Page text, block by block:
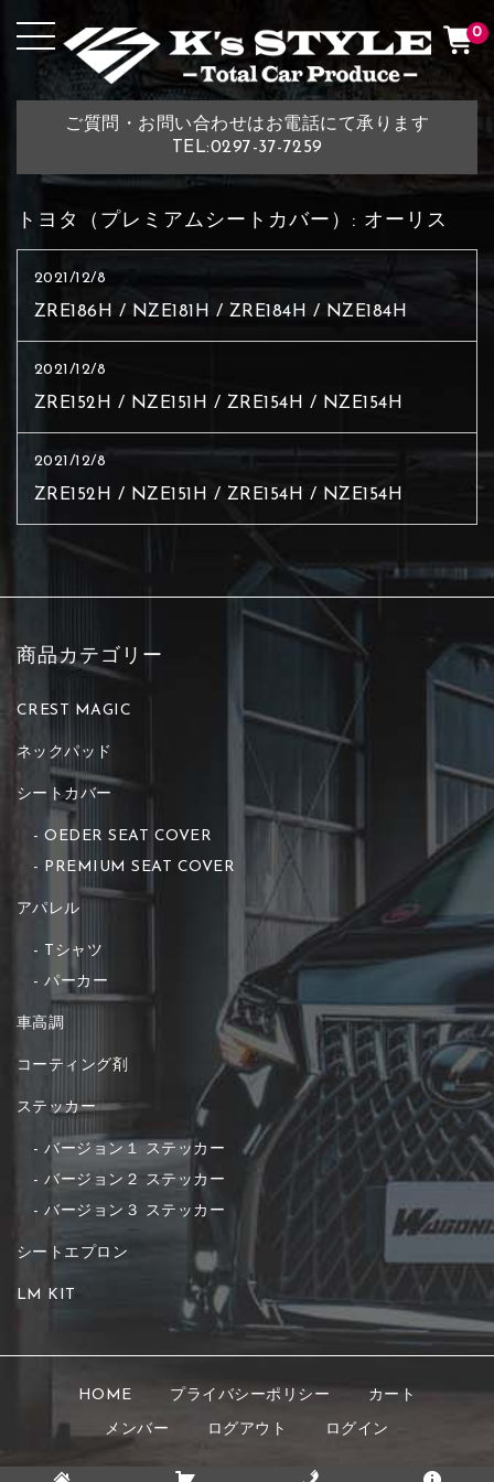
ご質問・お問い合わせはお電話にて承ります
TEL:0297-37-7259
0
トヨタ（プレミアムシートカバー）: オーリス
2021/12/8
ZRE186H / NZE181H / ZRE184H / NZE184H
2021/12/8
ZRE152H / NZE151H / ZRE154H / NZE154H
2021/12/8
ZRE152H / NZE151H / ZRE154H / NZE154H
商品カテゴリー
CREST MAGIC
ネックパッド
シートカバー
OEDER SEAT COVER
PREMIUM SEAT COVER
アパレル
Tシャツ
パーカー
車高調
コーティング剤
ステッカー
バージョン１ ステッカー
バージョン２ ステッカー
バージョン３ ステッカー
シートエプロン
LM KIT
HOME プライバシーポリシー カート
メンバー ログアウト ログイン
Copyright © 2021 K's STYLE All rights reserved.